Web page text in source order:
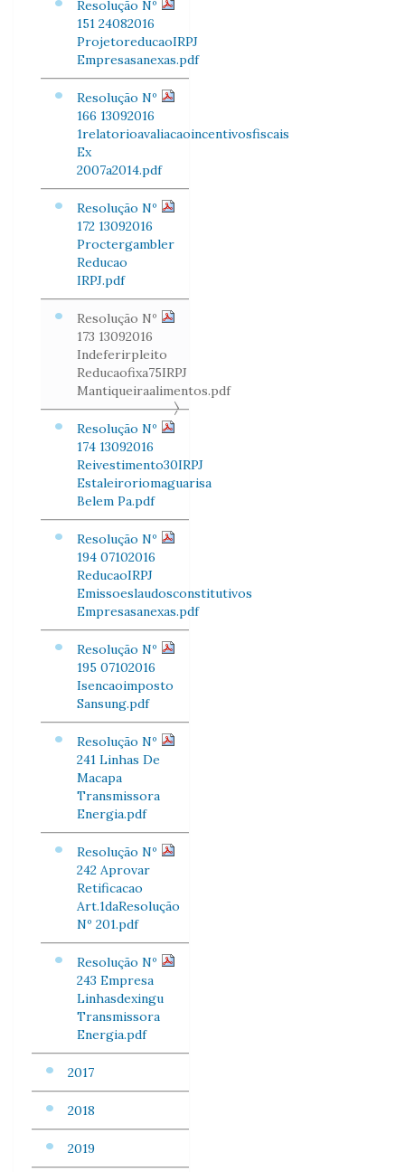
Resolução Nº
151 24082016
ProjetoreducaoIRPJ
Empresasanexas.pdf
Resolução Nº
166 13092016
1relatorioavaliacaoincentivosfiscais
Ex
2007a2014.pdf
Resolução Nº
172 13092016
Proctergambler
Reducao
IRPJ.pdf
Resolução Nº
173 13092016
Indeferirpleito
Reducaofixa75IRPJ
Mantiqueiraalimentos.pdf
Resolução Nº
174 13092016
Reivestimento30IRPJ
Estaleiroriomaguarisa
Belem Pa.pdf
Resolução Nº
194 07102016
ReducaoIRPJ
Emissoeslaudosconstitutivos
Empresasanexas.pdf
Resolução Nº
195 07102016
Isencaoimposto
Sansung.pdf
Resolução Nº
241 Linhas De
Macapa
Transmissora
Energia.pdf
Resolução Nº
242 Aprovar
Retificacao
Art.1daResolução
Nº 201.pdf
Resolução Nº
243 Empresa
Linhasdexingu
Transmissora
Energia.pdf
2017
2018
2019